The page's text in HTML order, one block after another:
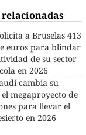
a Bruselas 413
euros para blindar
de su sector
en 2026
cambia su
megaproyecto de
para llevar el
en 2026